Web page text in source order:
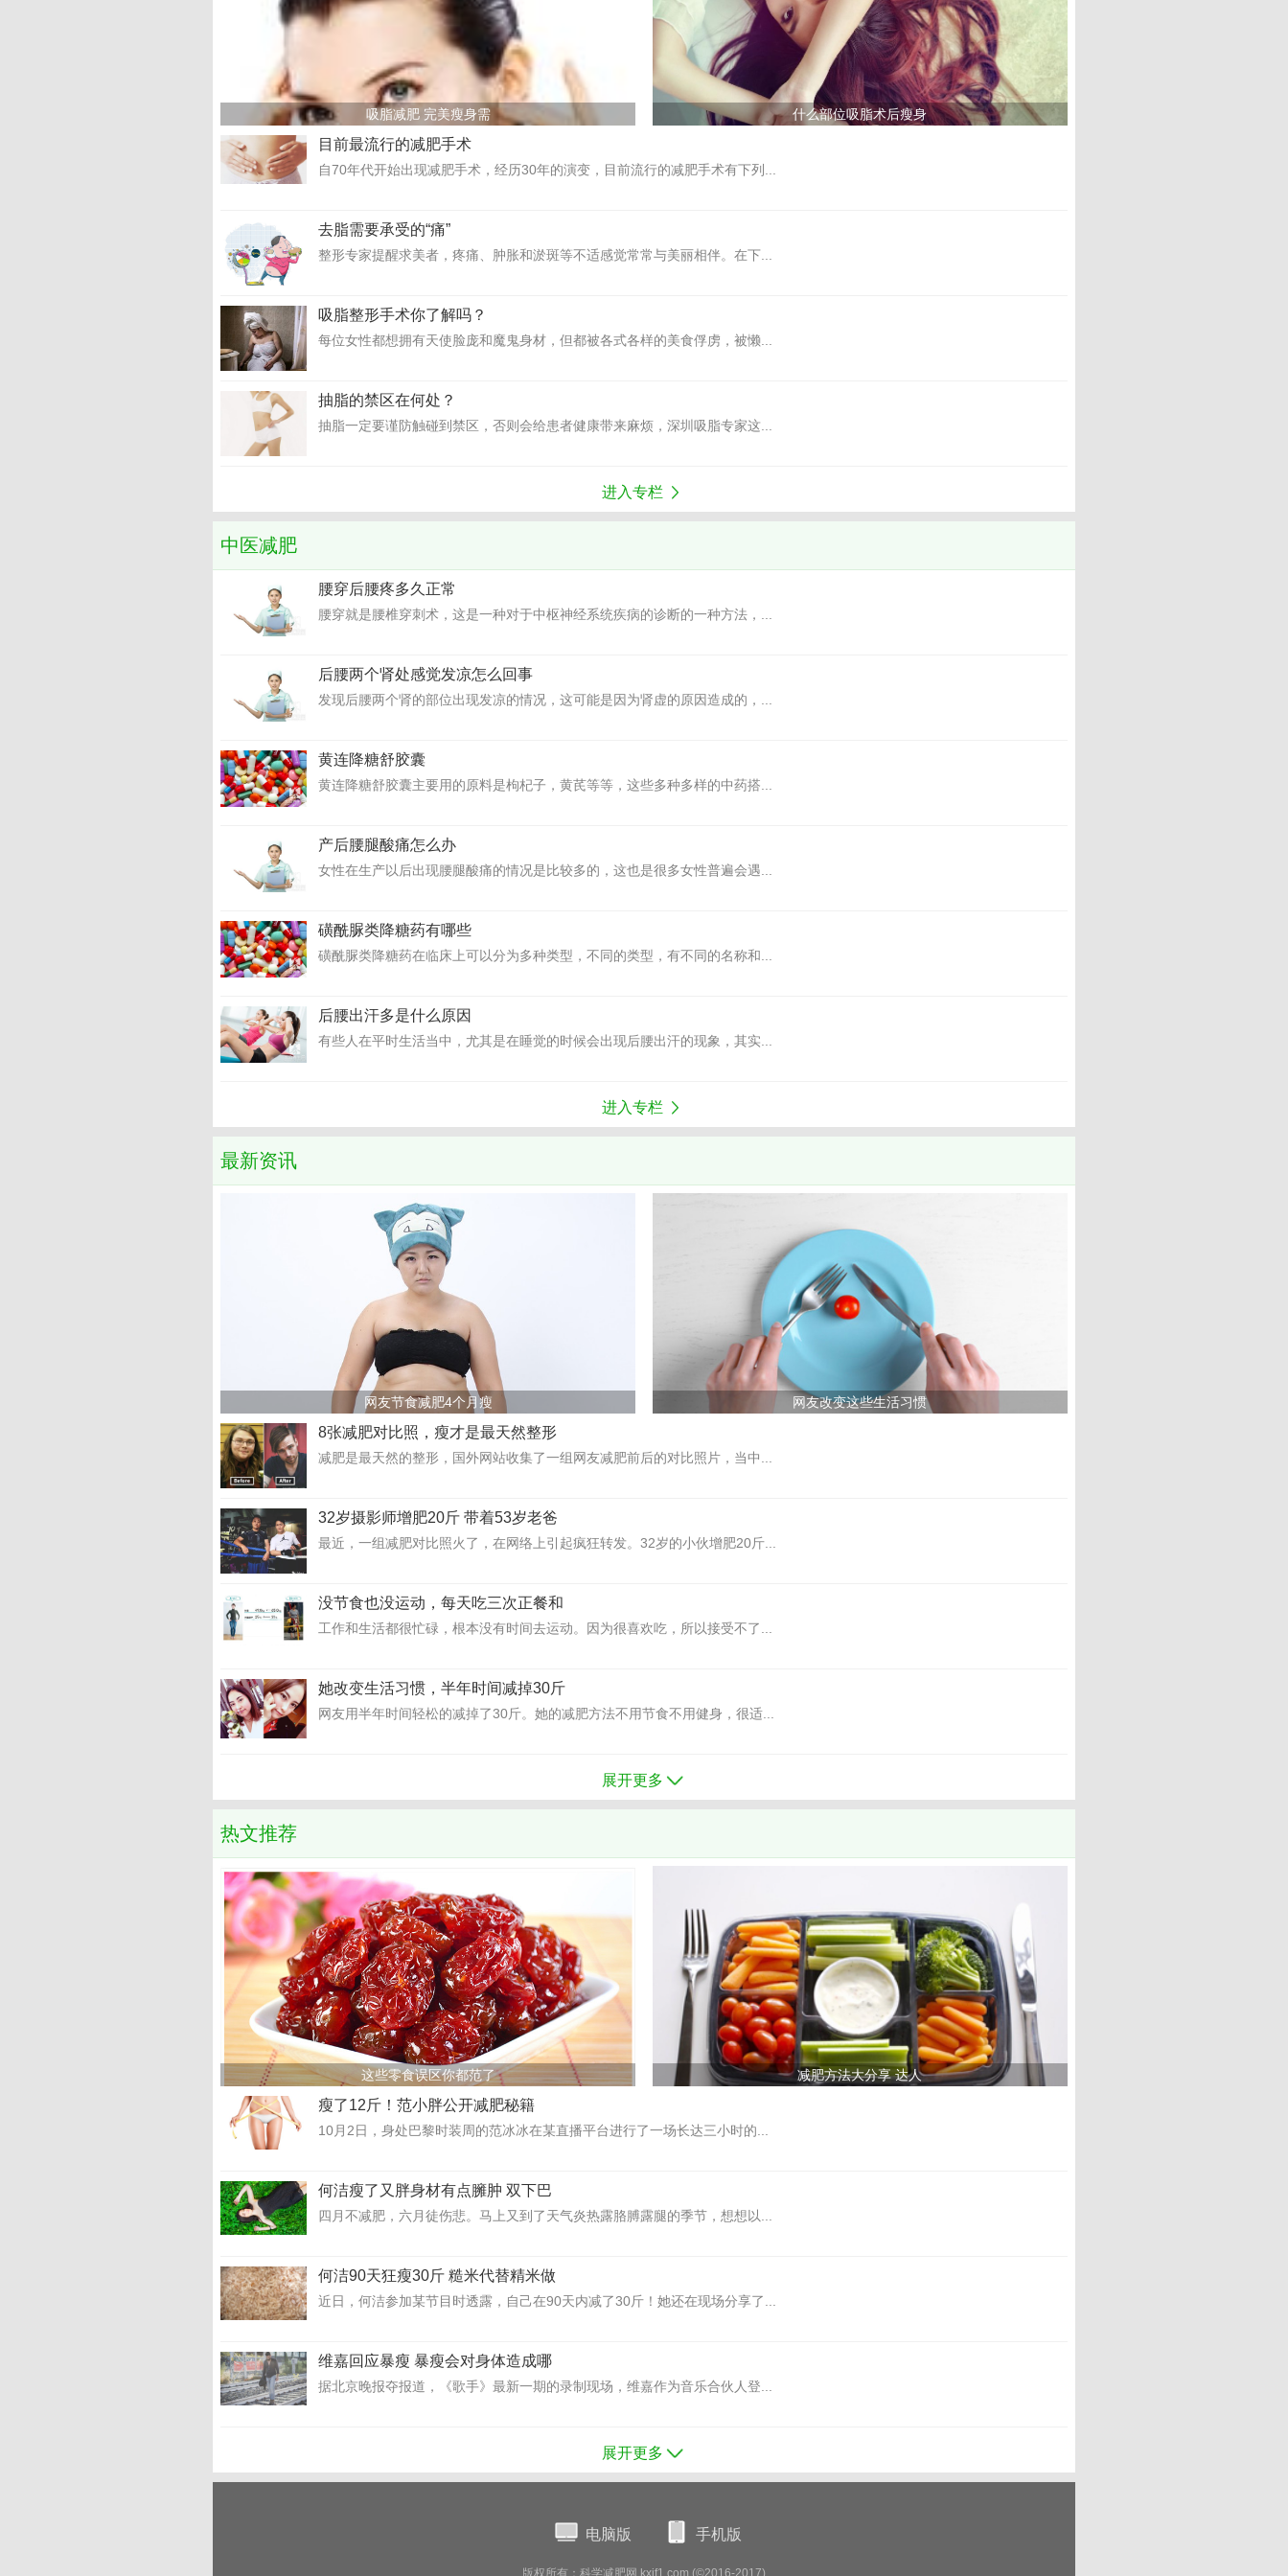
吸脂减肥 完美瘦身需 什么部位吸脂术后瘦身
目前最流行的减肥手术
自70年代开始出现减肥手术，经历30年的演变，目前流行的减肥手术有下列...
去脂需要承受的“痛”
整形专家提醒求美者，疼痛、肿胀和淤斑等不适感觉常常与美丽相伴。在下...
吸脂整形手术你了解吗？
每位女性都想拥有天使脸庞和魔鬼身材，但都被各式各样的美食俘虏，被懒...
抽脂的禁区在何处？
抽脂一定要谨防触碰到禁区，否则会给患者健康带来麻烦，深圳吸脂专家这...
进入专栏
中医减肥
腰穿后腰疼多久正常
腰穿就是腰椎穿刺术，这是一种对于中枢神经系统疾病的诊断的一种方法，...
后腰两个肾处感觉发凉怎么回事
发现后腰两个肾的部位出现发凉的情况，这可能是因为肾虚的原因造成的，...
黄连降糖舒胶囊
黄连降糖舒胶囊主要用的原料是枸杞子，黄芪等等，这些多种多样的中药搭...
产后腰腿酸痛怎么办
女性在生产以后出现腰腿酸痛的情况是比较多的，这也是很多女性普遍会遇...
磺酰脲类降糖药有哪些
磺酰脲类降糖药在临床上可以分为多种类型，不同的类型，有不同的名称和...
后腰出汗多是什么原因
有些人在平时生活当中，尤其是在睡觉的时候会出现后腰出汗的现象，其实...
进入专栏
最新资讯
网友节食减肥4个月瘦 网友改变这些生活习惯
8张减肥对比照，瘦才是最天然整形
减肥是最天然的整形，国外网站收集了一组网友减肥前后的对比照片，当中...
32岁摄影师增肥20斤 带着53岁老爸
最近，一组减肥对比照火了，在网络上引起疯狂转发。32岁的小伙增肥20斤...
没节食也没运动，每天吃三次正餐和
工作和生活都很忙碌，根本没有时间去运动。因为很喜欢吃，所以接受不了...
她改变生活习惯，半年时间减掉30斤
网友用半年时间轻松的减掉了30斤。她的减肥方法不用节食不用健身，很适...
展开更多
热文推荐
这些零食误区你都范了 减肥方法大分享 达人
瘦了12斤！范小胖公开减肥秘籍
10月2日，身处巴黎时装周的范冰冰在某直播平台进行了一场长达三小时的...
何洁瘦了又胖身材有点臃肿 双下巴
四月不减肥，六月徒伤悲。马上又到了天气炎热露胳膊露腿的季节，想想以...
何洁90天狂瘦30斤 糙米代替精米做
近日，何洁参加某节目时透露，自己在90天内减了30斤！她还在现场分享了...
维嘉回应暴瘦 暴瘦会对身体造成哪
据北京晚报夺报道，《歌手》最新一期的录制现场，维嘉作为音乐合伙人登...
展开更多
电脑版 手机版
版权所有：科学减肥网 kxjf1.com (©2016-2017)